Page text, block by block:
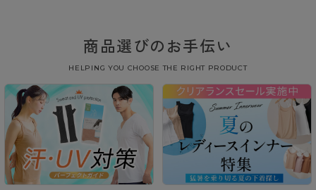
商品選びのお手伝い
HELPING YOU CHOOSE THE RIGHT PRODUCT